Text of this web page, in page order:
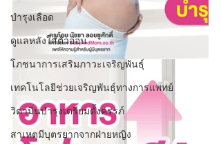
บำรุงเลือด
ดูแลหลังใส่ตัวอ่อน
โภชนาการเสริมภาวะเจริญพันธุ์
เทคโนโลยีช่วยเจริญพันธุ์ทางการแพทย์
วิตามินบำรุงเตรียมตั้งครรภ์
สาเหตุมีบุตรยากจากฝ่ายหญิง